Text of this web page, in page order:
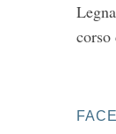
corso